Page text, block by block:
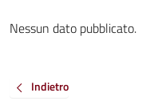
Nessun dato pubblicato.
Indietro